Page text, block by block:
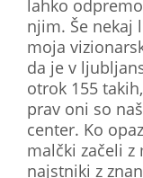
lahko
njim. Še nekaj
moja
da je v
otrok 155
prav oni so
center. Ko
malčki začeli z
najstniki z